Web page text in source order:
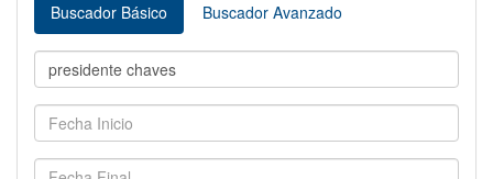
Buscador Básico Buscador Avanzado